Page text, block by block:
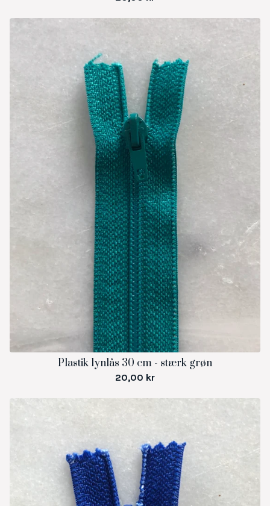
Plastik lynlås 30 cm - stærk grøn
20,00 kr